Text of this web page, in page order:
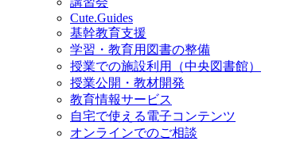
Cute.Guides
基幹教育支援
学習・教育用図書の整備
授業での施設利用（中央図書館）
授業公開・教材開発
教育情報サービス
自宅で使える電子コンテンツ
オンラインでのご相談